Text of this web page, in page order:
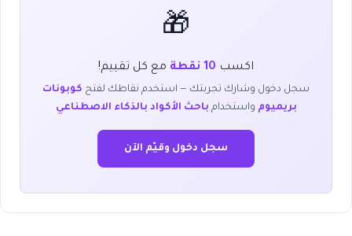
🎁
اكسب 10 نقطة مع كل تقييم!
سجل دخول وشارك تجربتك — استخدم نقاطك لفتح كوبونات
بريميوم واستخدام باحث الأكواد بالذكاء الاصطناعي
سجل دخول وقيّم الآن